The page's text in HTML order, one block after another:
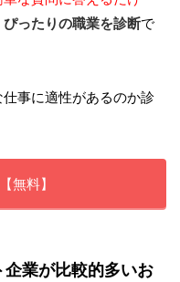
ったりの職業を診断で
事に適性があるのか診
無料】
業が比較的多いお